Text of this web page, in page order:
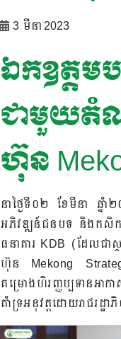
3 មីនា 2023
ឯកឧត្តម
ជាមួយតំណ
ហ៊ុន
នាថ្ងៃទី០២ ខែមីនា ឆ្ន
អភិវឌ្ឍន៍ជនបទ និងកសិ
ធនាគារ KDB (ដែលជ
ហ៊ុន Mekong Strategic
គម្រោងហិរញ្ញប្បទានអា
គាំទ្រអនុវត្តដោយរាជរដ្ឋា